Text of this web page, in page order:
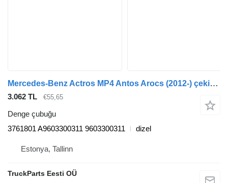
Mercedes-Benz Actros MP4 Antos Arocs (2012-) çekici için Mercedes-Benz actros mp4 2545 (01.13-) 3761801 denge çubuğu
3.062 TL €55,65
Denge çubuğu
3761801 A9603300311 9603300311
dizel
Estonya, Tallinn
TruckParts Eesti OÜ